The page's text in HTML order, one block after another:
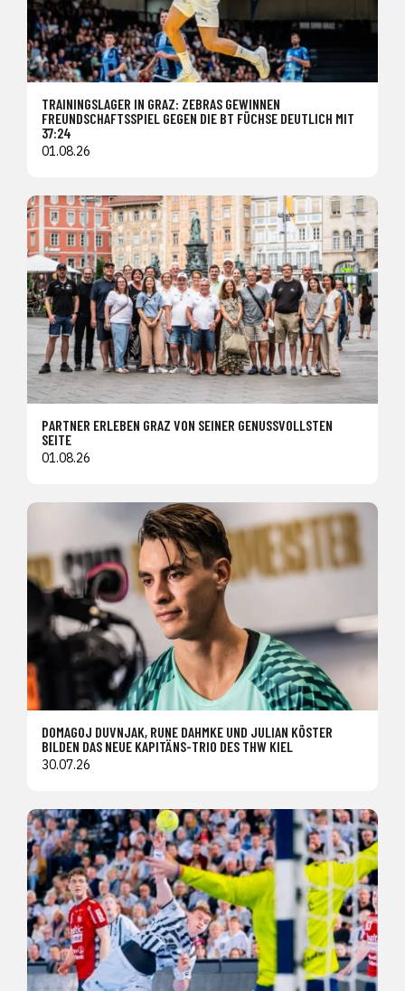
TRAININGSLAGER IN GRAZ: ZEBRAS GEWINNEN
FREUNDSCHAFTSSPIEL GEGEN DIE BT FÜCHSE DEUTLICH MIT
37:24
01.08.26
PARTNER ERLEBEN GRAZ VON SEINER GENUSSVOLLSTEN
SEITE
01.08.26
DOMAGOJ DUVNJAK, RUNE DAHMKE UND JULIAN KÖSTER
BILDEN DAS NEUE KAPITÄNS-TRIO DES THW KIEL
30.07.26